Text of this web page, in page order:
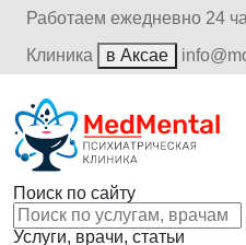
Работаем ежедневно 24
Клиника
в Аксае
Поиск по сайту
Услуги, врачи, статьи